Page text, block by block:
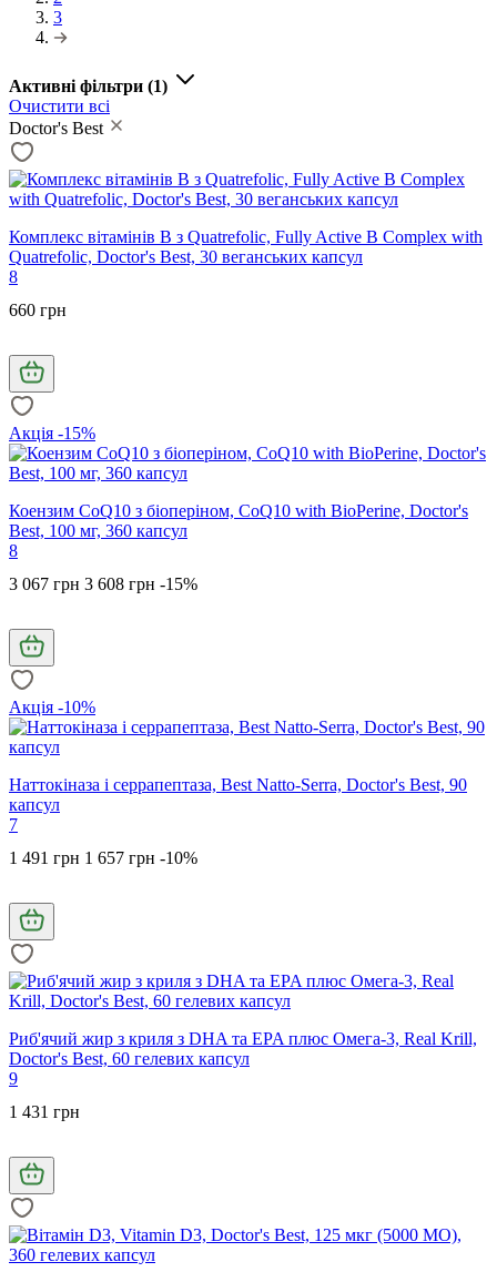
3
Активні фільтри (1)
Очистити всі
Doctor's Best
Комплекс вітамінів В з Quatrefolic, Fully Active B Complex with
Quatrefolic, Doctor's Best, 30 веганських капсул
8
660 грн
Акція -15%
Коензим CoQ10 з біоперіном, CoQ10 with BioPerine, Doctor's
Best, 100 мг, 360 капсул
8
3 067 грн 3 608 грн -15%
Акція -10%
Наттокіназа і серрапептаза, Best Natto-Serra, Doctor's Best, 90
капсул
7
1 491 грн 1 657 грн -10%
Риб'ячий жир з криля з DHA та EPA плюс Омега-3, Real Krill,
Doctor's Best, 60 гелевих капсул
9
1 431 грн